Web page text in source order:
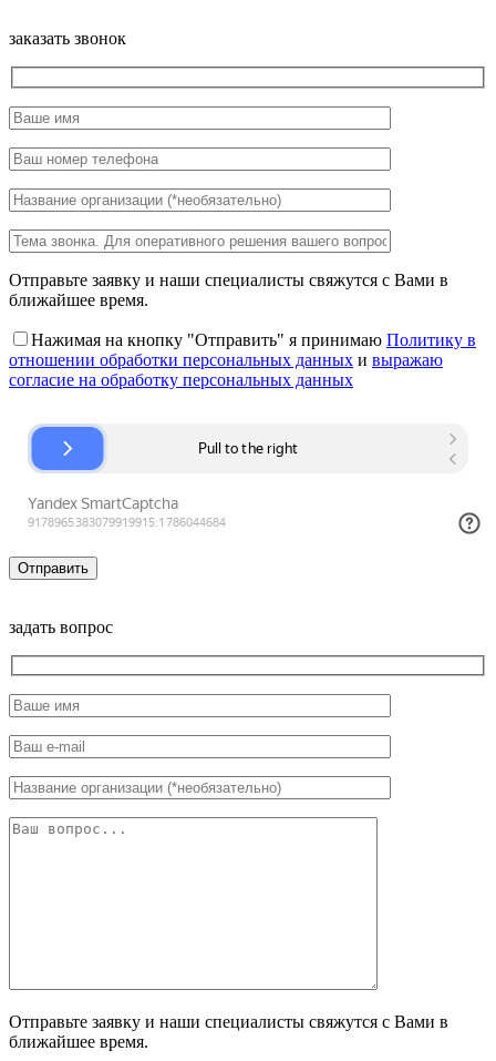
заказать звонок
Отправьте заявку и наши специалисты свяжутся с Вами в
ближайшее время.
Нажимая на кнопку "Отправить" я принимаю Политику в
отношении обработки персональных данных и выражаю
согласие на обработку персональных данных
задать вопрос
Отправьте заявку и наши специалисты свяжутся с Вами в
ближайшее время.